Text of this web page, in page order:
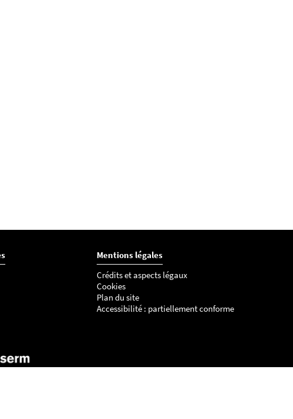
Mentions légales
Crédits et aspects légaux
Cookies
Plan du site
Accessibilité : partiellement conforme